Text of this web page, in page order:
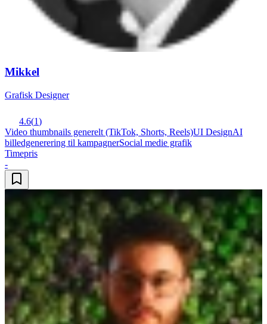
Mikkel
Grafisk Designer
4.6(1)
Video thumbnails generelt (TikTok, Shorts, Reels)UI DesignAI
billedgenerering til kampagnerSocial medie grafik
Timepris
-